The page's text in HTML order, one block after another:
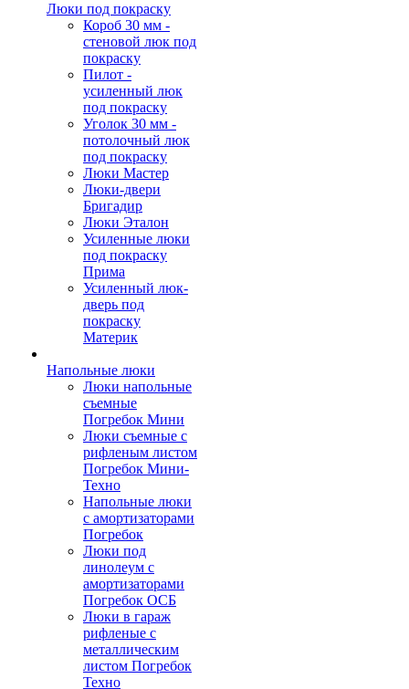
Люки под покраску
Короб 30 мм -
стеновой люк под
покраску
Пилот -
усиленный люк
под покраску
Уголок 30 мм -
потолочный люк
под покраску
Люки Мастер
Люки-двери
Бригадир
Люки Эталон
Усиленные люки
под покраску
Прима
Усиленный люк-
дверь под
покраску
Материк
Напольные люки
Люки напольные
съемные
Погребок Мини
Люки съемные с
рифленым листом
Погребок Мини-
Техно
Напольные люки
с амортизаторами
Погребок
Люки под
линолеум с
амортизаторами
Погребок ОСБ
Люки в гараж
рифленые с
металлическим
листом Погребок
Техно